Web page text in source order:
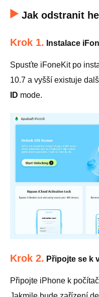
Jak odstranit
Krok 1. Instalace
Spusťte iFoneKit po
10.7 a vyšší existuje
ID mode.
Krok 2. Připojte se k
Připojte iPhone k